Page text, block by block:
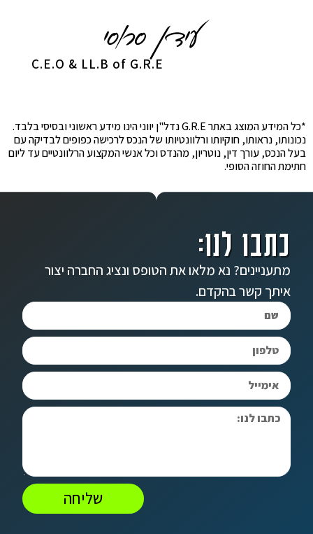
C.E.O & LL.B of G.R.E
*כל המידע המוצג באתר G.R.E נדל"ן יווני הינו מידע ראשוני ובסיסי בלבד.
נכונותו, נראותו, חוקיותו ורלוונטיותו של הנכס לרכישה כפופים לבדיקה עם
בעל הנכס, עורך דין, נוטריון, מהנדס וכל אנשי המקצוע הרלוונטיים עד ליום
חתימת החוזה הסופי.
כתבו לנו:
מתעניינים? נא מלאו את הטופס ונציג החברה יצור
איתך קשר בהקדם.
שליחה